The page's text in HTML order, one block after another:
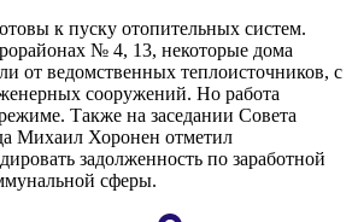
к пуску отопительных систем.
№ 4, 13, некоторые дома
от ведомственных теплоисточников, с
сооружений. Но работа
Также на заседании Совета
Михаил Хоронен отметил
задолженность по заработной
сферы.